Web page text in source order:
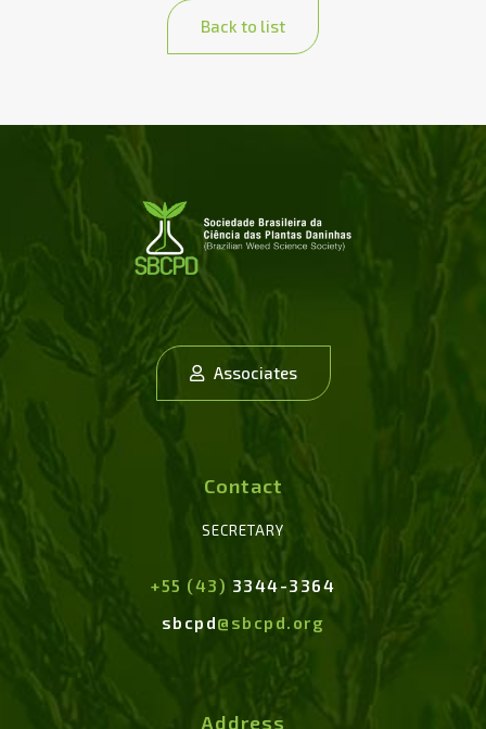
Back to list
Associates
Contact
SECRETARY
+55 (43) 3344-3364
sbcpd@sbcpd.org
Address